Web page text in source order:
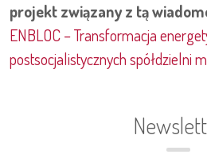
projekt związany z tą
ENBLOC – Transformacja
postsocjalistycznych spółdzielni